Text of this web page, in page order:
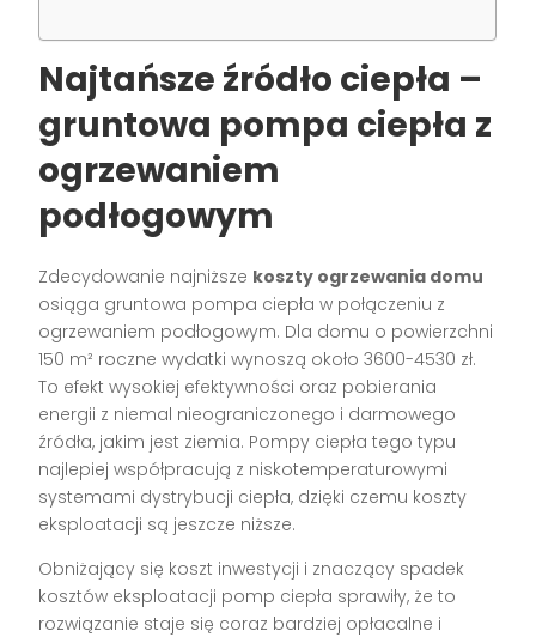
Najtańsze źródło ciepła –
gruntowa pompa ciepła z
ogrzewaniem
podłogowym
Zdecydowanie najniższe koszty ogrzewania domu
osiąga gruntowa pompa ciepła w połączeniu z
ogrzewaniem podłogowym. Dla domu o powierzchni
150 m² roczne wydatki wynoszą około 3600-4530 zł.
To efekt wysokiej efektywności oraz pobierania
energii z niemal nieograniczonego i darmowego
źródła, jakim jest ziemia. Pompy ciepła tego typu
najlepiej współpracują z niskotemperaturowymi
systemami dystrybucji ciepła, dzięki czemu koszty
eksploatacji są jeszcze niższe.
Obniżający się koszt inwestycji i znaczący spadek
kosztów eksploatacji pomp ciepła sprawiły, że to
rozwiązanie staje się coraz bardziej opłacalne i